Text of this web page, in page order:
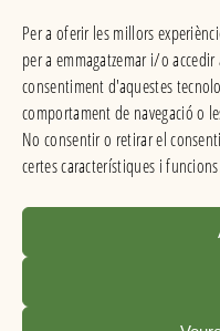
Per a oferir les millors
per a emmagatzemar i/o
consentiment d'aquestes
comportament de navegació o
No consentir o retirar el
certes característiques i
Carrer dels Banys, 31
Horari
De dilluns a divendres
Matins: 9h – 13:30h
Tardes: 16:30h – 20h
Dissabes: 9h – 13:30h
El Rebost del Pou